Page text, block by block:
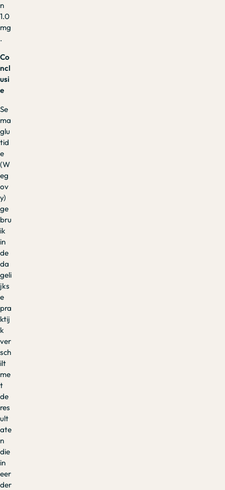
n
1.0
mg
.
Co
ncl
usi
e
Se
ma
glu
tid
e
(W
eg
ov
y)
ge
bru
ik
in
de
da
geli
jks
e
pra
ktij
k
ver
sch
ilt
me
t
de
res
ult
ate
n
die
in
eer
der